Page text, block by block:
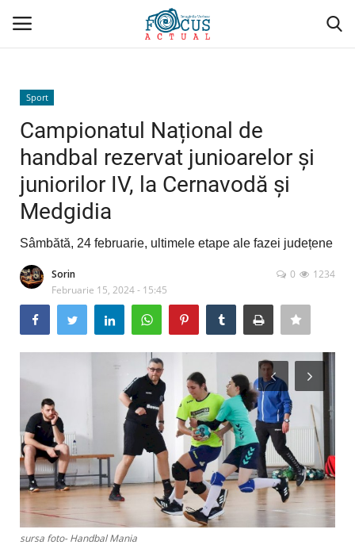
Conectare
Acasă
Evenimente
Administrativ/Social
Politică/Economie
Sport
Timp liber/Sănătate
Sport
Campionatul Național de
handbal rezervat junioarelor și
juniorilor IV, la Cernavodă și
Medgidia
Sâmbătă, 24 februarie, ultimele etape ale fazei județene
Sorin
Februarie 15, 2024 - 15:45
1234
0
sursa foto- Handbal Mania